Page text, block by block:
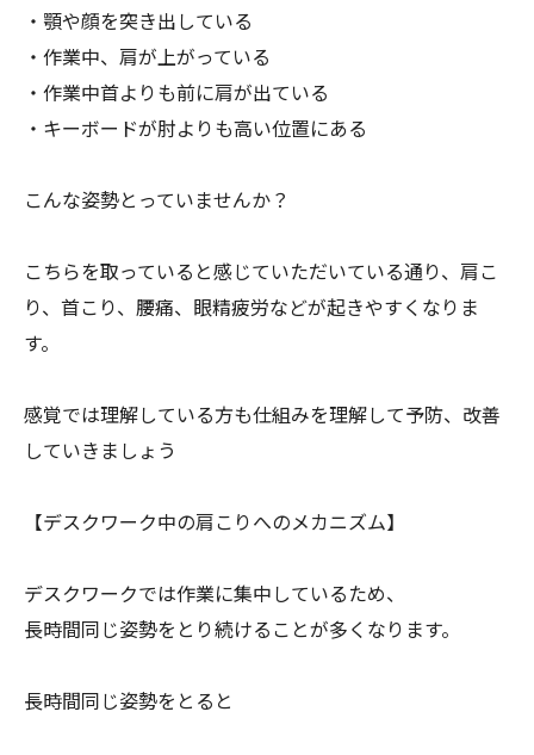
・顎や顔を突き出している
・作業中、肩が上がっている
・作業中首よりも前に肩が出ている
・キーボードが肘よりも高い位置にある
こんな姿勢とっていませんか？
こちらを取っていると感じていただいている通り、肩こ
り、 首こり、腰痛、眼精疲労などが起きやすくなりま
す。
感覚では理解している方も仕組みを理解して予防、 改善
していきましょう
【デスクワーク中の肩こりへのメカニズム】
デスクワークでは作業に集中しているため、
長時間同じ姿勢をとり続けることが多くなります。
長時間同じ姿勢をとると